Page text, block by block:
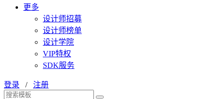
更多
设计师招募
设计师榜单
设计学院
VIP特权
SDK服务
登录 / 注册